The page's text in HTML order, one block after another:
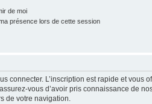
de moi
présence lors de cette session
connecter. L’inscription est rapide et
vous d’avoir pris connaissance de
de votre navigation.